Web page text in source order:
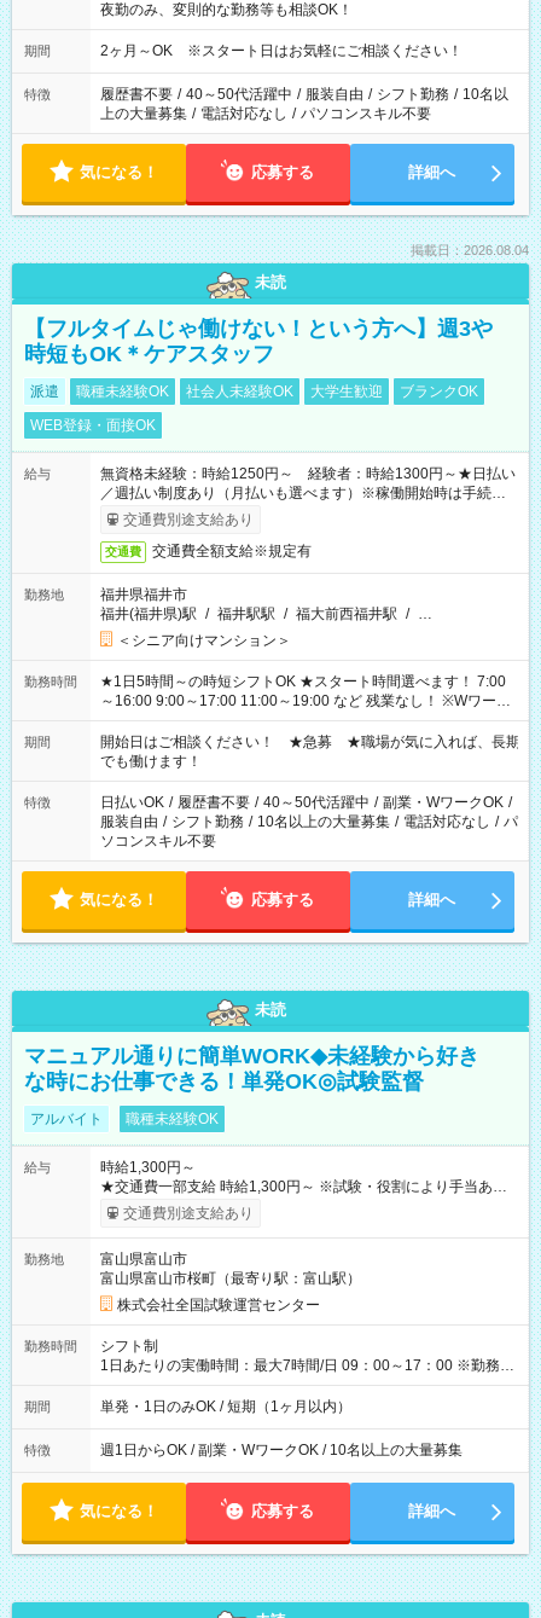
夜勤のみ、変則的な勤務等も相談OK！
期間 2ヶ月～OK ※スタート日はお気軽にご相談ください！
特徴 履歴書不要 / 40～50代活躍中 / 服装自由 / シフト勤務 / 10名以
上の大量募集 / 電話対応なし / パソコンスキル不要
気になる！ 応募する 詳細へ
掲載日：2026.08.04
未読
【フルタイムじゃ働けない！という方へ】週3や
時短もOK＊ケアスタッフ
派遣 職種未経験OK 社会人未経験OK 大学生歓迎
ブランクOK
WEB登録・面接OK
給与
無資格未経験：時給1250円～ 経験者：時給1300円～★日払い
／週払い制度あり（月払いも選べます）※稼働開始時は手続き完
了次第のお支払いとなります。
交通費別途支給あり
交通費 交通費全額支給※規定有
勤務地
福井県福井市
福井(福井県)駅 / 福井駅駅 / 福大前西福井駅 / …
＜シニア向けマンション＞
勤務時間
★1日5時間～の時短シフトOK ★スタート時間選べます！ 7:00
～16:00 9:00～17:00 11:00～19:00 など 残業なし！ ※Wワーク
の場合、他のお仕事と合わせ週40時間超の就業はご案内できま
せん ※法令に基づき、週20時間以上勤務は社会保険への加入対
象となります ※労働者派遣法（日雇い派遣の原則禁止）によ
り、短時間・短期間の就業はご案内が難しい場合があります
期間
開始日はご相談ください！ ★急募 ★職場が気に入れば、長期
でも働けます！
特徴 日払いOK / 履歴書不要 / 40～50代活躍中 / 副業・WワークOK /
服装自由 / シフト勤務 / 10名以上の大量募集 / 電話対応なし / パ
ソコンスキル不要
気になる！ 応募する 詳細へ
未読
マニュアル通りに簡単WORK◆未経験から好き
な時にお仕事できる！単発OK◎試験監督
アルバイト 職種未経験OK
給与
時給1,300円～
★交通費一部支給 時給1,300円～ ※試験・役割により手当あり
※勤務回数により昇給あり 【即給（前払い）オプションあ
り！】 希望される場合、勤務から1週間ほどで給与の一部を受け
例】 ・河合塾模擬試験 8:30～17:30（休憩1時間） 時給1,300円
×8時間＝日収10,400円＋交通費 ※当日の役割により時給＋100
円の場合あり ・国家試験 7:00～13:30（休憩なし） 時給1,300
円（役割手当＋100円）×6時間＝日収8,400円＋交通費 【試用期
間】試用期間なし
交通費別途支給あり
勤務地
富山県富山市
富山県富山市桜町（最寄り駅：富山駅）
株式会社全国試験運営センター
勤務時間
シフト制
1日あたりの実働時間：最大7時間/日 09：00～17：00 ※勤務時
間は 試験により異なります。
期間 単発・1日のみOK / 短期（1ヶ月以内）
特徴 週1日からOK / 副業・WワークOK / 10名以上の大量募集
気になる！ 応募する 詳細へ